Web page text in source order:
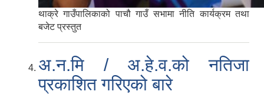
थाक्रे गाउँपालिकाको पाचौ गाउँ सभामा नीति कार्यक्रम तथा
बजेट प्रस्तुत
अ.न.मि / अ.हे.व.को नतिजा
प्रकाशित गरिएको बारे